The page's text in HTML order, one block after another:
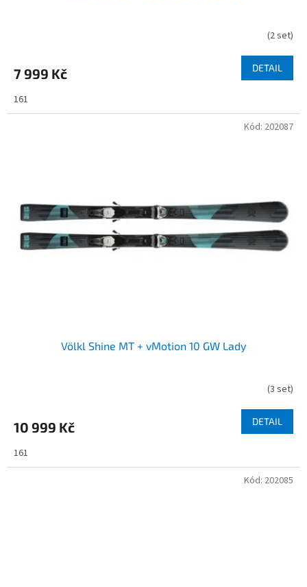
(2 set)
7 999 Kč DETAIL
161
Völkl Shine MT + vMotion 10 GW Lady
(3 set)
10 999 Kč DETAIL
161
Kód: 202087
Kód: 202085